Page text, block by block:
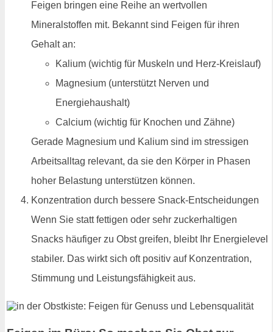
Feigen bringen eine Reihe an wertvollen
Mineralstoffen mit. Bekannt sind Feigen für ihren
Gehalt an:
Kalium (wichtig für Muskeln und Herz-Kreislauf)
Magnesium (unterstützt Nerven und
Energiehaushalt)
Calcium (wichtig für Knochen und Zähne)
Gerade Magnesium und Kalium sind im stressigen
Arbeitsalltag relevant, da sie den Körper in Phasen
hoher Belastung unterstützen können.
Konzentration durch bessere Snack-Entscheidungen
Wenn Sie statt fettigen oder sehr zuckerhaltigen
Snacks häufiger zu Obst greifen, bleibt Ihr Energielevel
stabiler. Das wirkt sich oft positiv auf Konzentration,
Stimmung und Leistungsfähigkeit aus.